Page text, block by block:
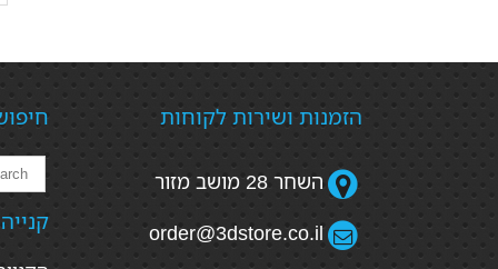
הזמנות ושירות לקוחות
השחר 28 מושב מזור
order@3dstore.co.il